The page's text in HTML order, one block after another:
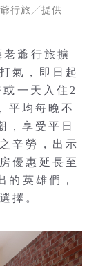
行旅╱提供
老爺行旅擴
氣，即日起
一天入住2
平均每晚不
，享受平日
辛勞，出示
優惠延長至
的英雄們，
擇。